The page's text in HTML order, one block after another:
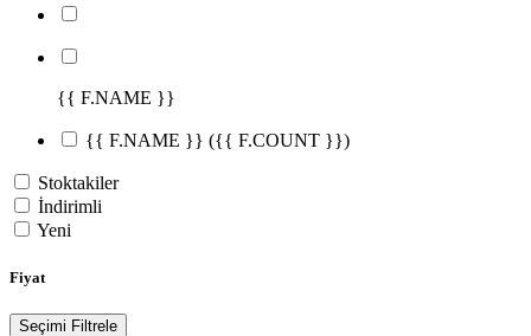
{{ F.NAME }}
{{ F.NAME }} ({{ F.COUNT }})
Stoktakiler
İndirimli
Yeni
Fiyat
Seçimi Filtrele